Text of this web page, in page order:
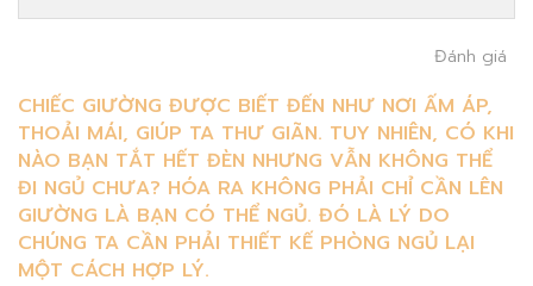
Đánh giá
CHIẾC GIƯỜNG ĐƯỢC BIẾT ĐẾN NHƯ NƠI ẤM ÁP,
THOẢI MÁI, GIÚP TA THƯ GIÃN. TUY NHIÊN, CÓ KHI
NÀO BẠN TẮT HẾT ĐÈN NHƯNG VẪN KHÔNG THỂ
ĐI NGỦ CHƯA? HÓA RA KHÔNG PHẢI CHỈ CẦN LÊN
GIƯỜNG LÀ BẠN CÓ THỂ NGỦ. ĐÓ LÀ LÝ DO
CHÚNG TA CẦN PHẢI THIẾT KẾ PHÒNG NGỦ LẠI
MỘT CÁCH HỢP LÝ.